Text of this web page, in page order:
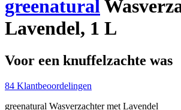
greenatural
Lavendel, 1 L
Voor een knuffelzachte was
84 Klantbeoordelingen
greenatural Wasverzachter met Lavendel